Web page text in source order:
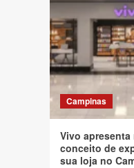
Campinas
Vivo apresenta
conceito de
sua loja no